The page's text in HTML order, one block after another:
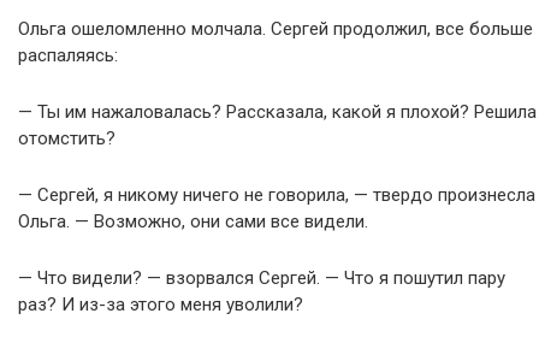
Ольга ошеломленно молчала. Сергей продолжил, все больше
распаляясь:
— Ты им нажаловалась? Рассказала, какой я плохой? Решила
отомстить?
— Сергей, я никому ничего не говорила, — твердо произнесла
Ольга. — Возможно, они сами все видели.
— Что видели? — взорвался Сергей. — Что я пошутил пару
раз? И из-за этого меня уволили?